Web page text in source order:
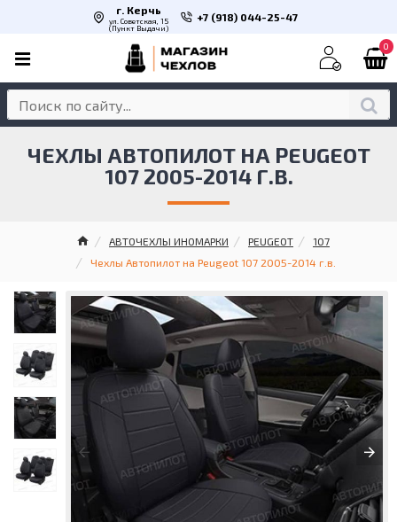
г. Керчь
ул. Советская, 15
(Пункт Выдачи)
+7 (918) 044-25-47
0
АВТОЧЕХЛЫ ИНОМАРКИ PEUGEOT
107
Чехлы Автопилот на Peugeot 107 2005-2014 г.в.
ЧЕХЛЫ АВТОПИЛОТ НА PEUGEOT
107 2005-2014 Г.В.